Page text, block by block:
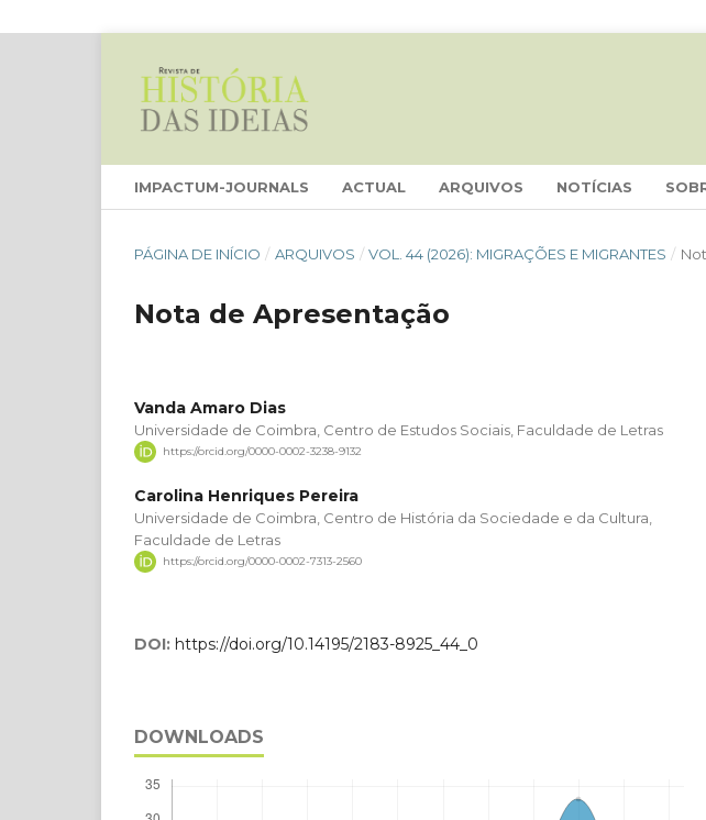
IMPACTUM-JOURNALS ACTUAL ARQUIVOS NOTÍCIAS
PÁGINA DE INÍCIO / ARQUIVOS / VOL. 44 (2026): MIGRAÇÕES E MIGRANTES /
Nota de Apresentação
Vanda Amaro Dias
Universidade de Coimbra, Centro de Estudos Sociais, Faculdade de Letras
https://orcid.org/0000-0002-3238-9132
Carolina Henriques Pereira
Universidade de Coimbra, Centro de História da Sociedade e da Cultura,
Faculdade de Letras
https://orcid.org/0000-0002-7313-2560
DOI: https://doi.org/10.14195/2183-8925_44_0
DOWNLOADS